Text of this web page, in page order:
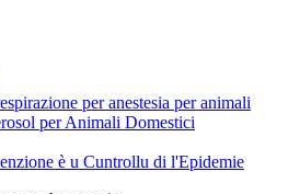
per anestesia per animali
per Animali Domestici
è u Cuntrollu di l'Epidemie